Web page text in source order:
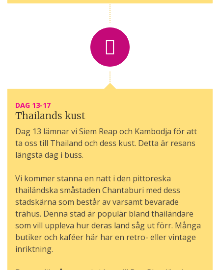
DAG 13-17
Thailands kust
Dag 13 lämnar vi Siem Reap och Kambodja för att
ta oss till Thailand och dess kust. Detta är resans
längsta dag i buss.
Vi kommer stanna en natt i den pittoreska
thailändska småstaden Chantaburi med dess
stadskärna som består av varsamt bevarade
trähus. Denna stad är populär bland thailändare
som vill uppleva hur deras land såg ut förr. Många
butiker och kaféer här har en retro- eller vintage
inriktning.